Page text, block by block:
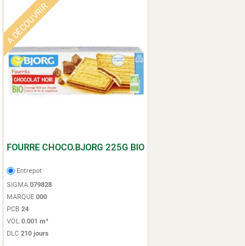
A DÉCOUVRIR
FOURRE CHOCO.BJORG 225G BIO
Entrepot
SIGMA 079828
MARQUE 000
PCB 24
VOL 0.001 m³
DLC 210 jours